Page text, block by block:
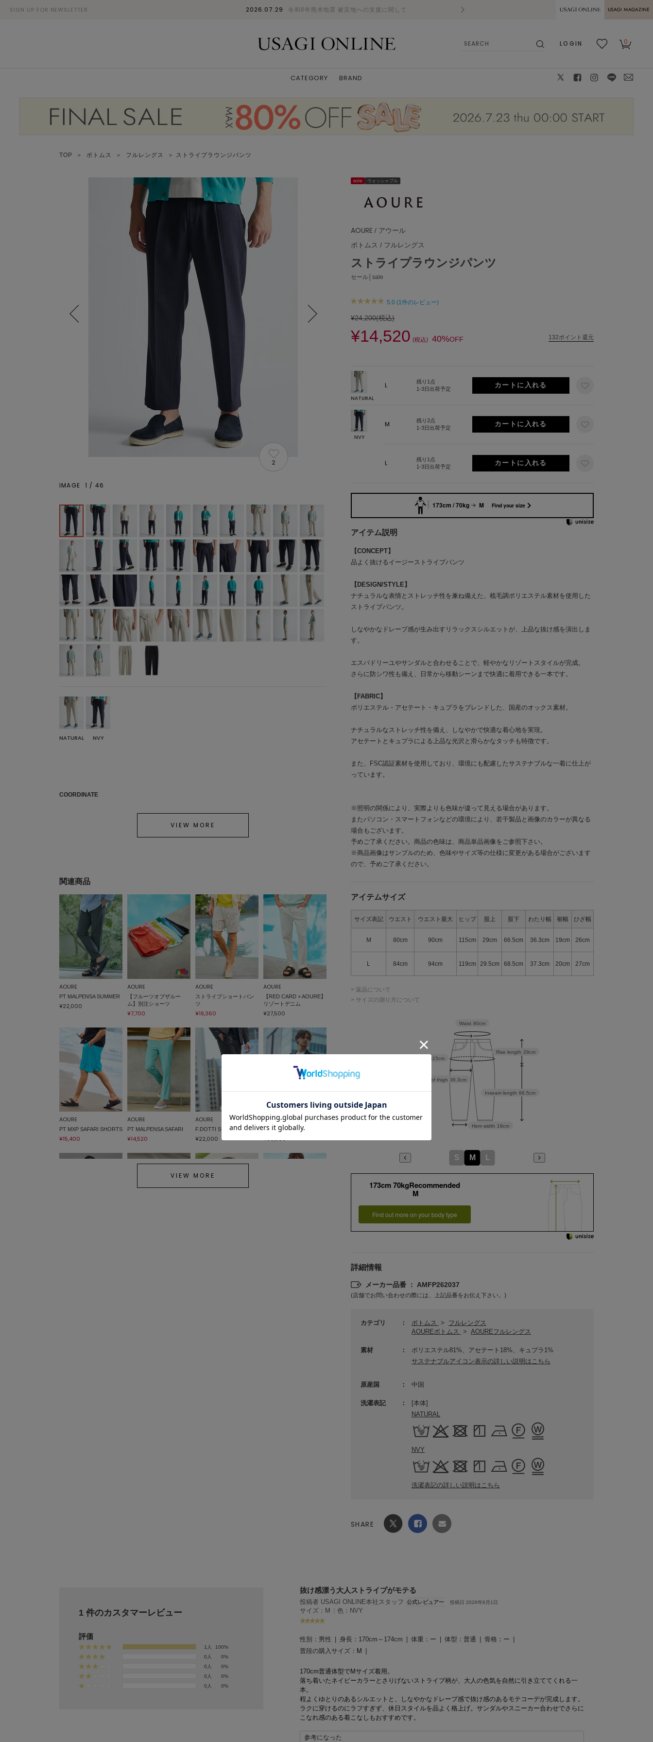
SIGN UP FOR NEWSLETTER 2026.07.29 令和8年熊本地震 被災地への支援に関して 熊本県熊本地方を震源とする地震の影響に
MAGAZINE
LOGIN
0
CATEGORY BRAND
TOP ＞ ボトムス ＞ フルレングス ＞ ストライプラウンジパンツ
sale ウォッシャブル
AOURE / アウール
ボトムス / フルレングス
ストライプラウンジパンツ
セール│sale
5.0 (1件のレビュー)
¥24,200(税込)
¥14,520 (税込) 40%OFF 132ポイント還元
NATURAL
L
残り1点
1-3日出荷予定
NVY
M
残り2点
1-3日出荷予定
L
残り1点
1-3日出荷予定
173cm / 70kg M Find your size
アイテム説明
【CONCEPT】
品よく抜けるイージーストライプパンツ
【DESIGN/STYLE】
ナチュラルな表情とストレッチ性を兼ね備えた、梳毛調ポリエステル素材を使用した
ストライプパンツ。
しなやかなドレープ感が生み出すリラックスシルエットが、上品な抜け感を演出しま
す。
エスパドリーユやサンダルと合わせることで、軽やかなリゾートスタイルが完成。
さらに防シワ性も備え、日常から移動シーンまで快適に着用できる一本です。
【FABRIC】
ポリエステル・アセテート・キュプラをブレンドした、国産のオックス素材。
ナチュラルなストレッチ性を備え、しなやかで快適な着心地を実現。
アセテートとキュプラによる上品な光沢と滑らかなタッチも特徴です。
また、FSC認証素材を使用しており、環境にも配慮したサステナブルな一着に仕上が
っています。
※照明の関係により、実際よりも色味が違って見える場合があります。
またパソコン・スマートフォンなどの環境により、若干製品と画像のカラーが異なる
場合もございます。
予めご了承ください。商品の色味は、商品単品画像をご参照下さい。
※商品画像はサンプルのため、色味やサイズ等の仕様に変更がある場合がございます
ので、予めご了承ください。
アイテムサイズ
サイズ表記 ウエスト ウエスト最大 ヒップ 股上 股下 わたり幅 裾幅 ひざ幅
M 80cm 90cm 115cm 29cm 66.5cm 36.3cm 19cm 26cm
L 84cm 94cm 119cm 29.5cm 68.5cm 37.3cm 20cm 27cm
> 返品について
> サイズの測り方について
Inseam length 66.5cm
Rise length 29cm
Hem width 19cm
Thickness of thigh 36.3cm
115cm
Waist 80cm
S M L
173cm 70kgRecommended
M
Find out more on your body type
詳細情報
メーカー品番 ： AMFP262037
(店舗でお問い合わせの際には、上記品番をお伝え下さい。)
カテゴリ ボトムス >
フルレングス
AOUREボトムス
> AOUREフルレングス
素材
ポリエステル81%、アセテート18%、キュプラ1%
サステナブルアイコン表示の詳しい説明はこちら
原産国 中国
洗濯表記
[本体]
NATURAL
NVY
洗濯表記の詳しい説明はこちら
SHARE
2
IMAGE 1 / 46
NATURAL NVY
COORDINATE
VIEW MORE
関連商品
AOURE
PT MALPENSA SUMMER
¥22,000
AOURE
【フルーツオブザルー
ム】別注ショーツ
¥7,700
AOURE
ストライプショートパン
ツ
¥19,360
AOURE
【RED CARD × AOURE】
リゾートデニム
¥27,500
AOURE
PT MXP SAFARI SHORTS
¥15,400
AOURE
PT MALPENSA SAFARI
¥14,520
AOURE
F.DOTTI SCKR SETUP P
¥22,000
AOURE
F.DOTTI SCKR SETUP J
¥36,300
VIEW MORE
1 件のカスタマーレビュー
評価
1人
100%
0人
0%
0人
0%
0人
0%
0人
0%
抜け感漂う大人ストライプがモテる
投稿者 USAGI ONLINE本社スタッフ 公式レビュアー 投稿日 2026年6月1日
サイズ：M | 色：NVY
性別： 男性 身長： 170cm～174cm 体重： ー 体型： 普通 骨格： ー
普段の購入サイズ： M
170cm普通体型でMサイズ着用。
落ち着いたネイビーカラーとさりげないストライプ柄が、大人の色気を自然に引き立ててくれる一
本。
程よくゆとりのあるシルエットと、しなやかなドレープ感で抜け感のあるモテコーデが完成します。
ラクに穿けるのにラフすぎず、休日スタイルを品よく格上げ。サンダルやスニーカー合わせでさらに
こなれ感のある着こなしもおすすめです。
参考になった